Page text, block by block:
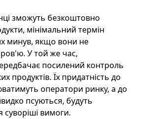
зможуть безкоштовно
мінімальний термін
минув, якщо вони не
У той же час,
посилений контроль
продуктів. Їх придатність до
оператори ринку, а до
псуються, будуть
суворіші вимоги.